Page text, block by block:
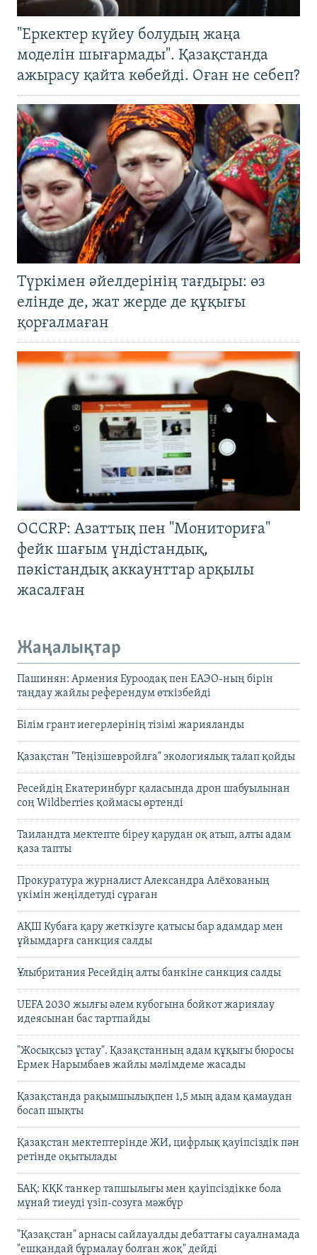
"Еркектер күйеу болудың жаңа
моделін шығармады". Қазақстанда
ажырасу қайта көбейді. Оған не себеп?
Түркімен әйелдерінің тағдыры: өз
елінде де, жат жерде де құқығы
қорғалмаған
OCCRP: Азаттық пен "Мониториға"
фейк шағым үндістандық,
пәкістандық аккаунттар арқылы
жасалған
Жаңалықтар
Пашинян: Армения Еуроодақ пен ЕАЭО-ның бірін
таңдау жайлы референдум өткізбейді
Білім грант иегерлерінің тізімі жарияланды
Қазақстан "Теңізшевройлға" экологиялық талап қойды
Ресейдің Екатеринбург қаласында дрон шабуылынан
соң Wildberries қоймасы өртенді
Таиландта мектепте біреу қарудан оқ атып, алты адам
қаза тапты
Прокуратура журналист Александра Алёхованың
үкімін жеңілдетуді сұраған
АҚШ Кубаға қару жеткізуге қатысы бар адамдар мен
ұйымдарға санкция салды
Ұлыбритания Ресейдің алты банкіне санкция салды
UEFA 2030 жылғы әлем кубогына бойкот жариялау
идеясынан бас тартпайды
"Жосықсыз ұстау". Қазақстанның адам құқығы бюросы
Ермек Нарымбаев жайлы мәлімдеме жасады
Қазақстанда рақымшылықпен 1,5 мың адам қамаудан
босап шықты
Қазақстан мектептерінде ЖИ, цифрлық қауіпсіздік пән
ретінде оқытылады
БАҚ: КҚК танкер тапшылығы мен қауіпсіздікке бола
мұнай тиеуді үзіп-созуға мәжбүр
"Қазақстан" арнасы сайлауалды дебаттағы сауалнамада
"ешқандай бұрмалау болған жоқ" дейді